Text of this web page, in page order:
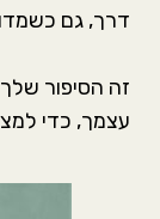
דרך, גם
זה הסיפור
עצמך, כדי